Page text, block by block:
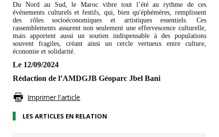
Du Nord au Sud, le Maroc vibre tout l’été au rythme de ces
événements culturels et festifs, qui, bien qu'éphémères, remplissent
des rôles socioéconomiques et artistiques essentiels. Ces
rassemblements assurent non seulement une effervescence culturelle,
mais apportent aussi un soutien indispensable à des populations
souvent fragiles, créant ainsi un cercle vertueux entre culture,
économie et solidarité.
Le 12/09/2024
Rédaction de l’AMDGJB Géoparc Jbel Bani
Imprimer l'article
LES ARTICLES EN RELATION